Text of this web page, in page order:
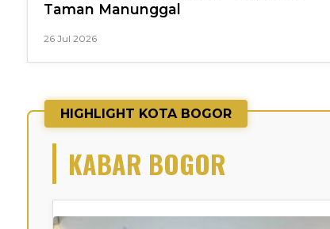
Taman Manunggal
26 Jul 2026
HIGHLIGHT KOTA BOGOR
KABAR BOGOR